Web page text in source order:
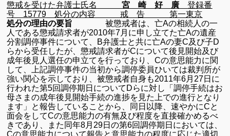
懲戒を受けた弁護士氏名
宮 崎 好 廣登録番
号 15779処分の内容 戒 告 第一東京
処分の理由の要旨 被懲戒者は、亡Aの相続人の一
人である懲戒請求者が2010年7月に申し立てた亡Aの遺産
分割調停事件について、 B弁護士と共に亡Aの妻C及び子D
らから受任したが、懲戒請求者がCについて後見開始及び
成年後見人選任の申立てを行っており、Cの意思能力に関
して、上記調停事件の当初から調停委員ひいては裁判所が
強い関心を示しており、被懲戒者自身も2011年6月 27日に
行われた第5回調停期日について Dらに対し「調停手続はお
母さまの成年後見開始手続の進捗を見た上での進行となり
ます」と報告していることから、同日以降、速やかにCと
面会をしてCの意思能力の有無及び程度を直接確かめるべ
きであり、また同年8月 29日の第6回調停期日においては、